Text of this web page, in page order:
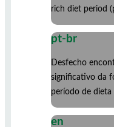
rich diet period
pt-br
Desfecho
significativo da
período de
en